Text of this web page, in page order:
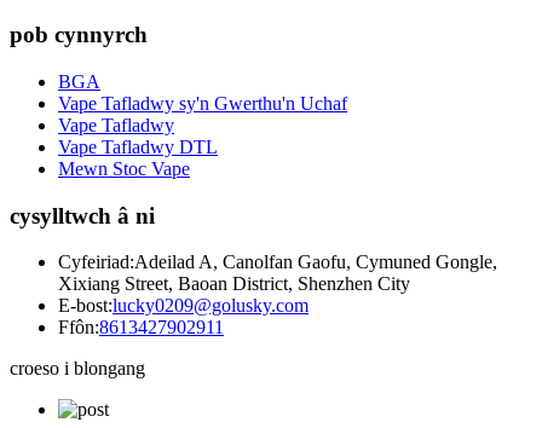
pob cynnyrch
BGA
Vape Tafladwy sy'n Gwerthu'n Uchaf
Vape Tafladwy
Vape Tafladwy DTL
Mewn Stoc Vape
cysylltwch â ni
Cyfeiriad:Adeilad A, Canolfan Gaofu, Cymuned Gongle,
Xixiang Street, Baoan District, Shenzhen City
E-bost:lucky0209@golusky.com
Ffôn:8613427902911
croeso i blongang